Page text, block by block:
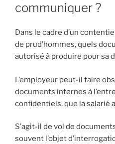
communiquer ?
Dans le cadre d’un
de prud’hommes, quels
autorisé à produire pour sa
L’employeur peut-il faire
documents internes à
confidentiels, que la salarié
S’agit-il de vol de
souvent l’objet